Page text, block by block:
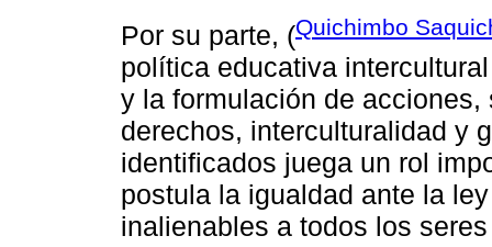
Por su parte, (Quichimbo
política educativa
y la formulación de
derechos, interculturalidad y
identificados juega un rol
postula la igualdad ante la
inalienables a todos los